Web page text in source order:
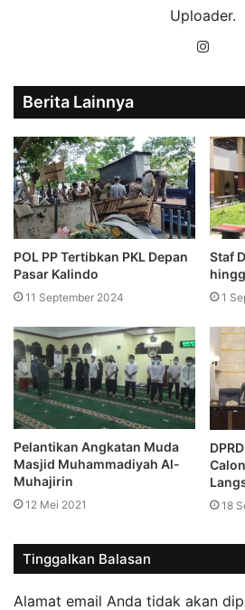
Uploader.
Berita Lainnya
POL PP Tertibkan PKL Depan
Pasar Kalindo
11 September 2024
Staf
1
Pelantikan Angkatan Muda
Masjid Muhammadiyah Al-
Muhajirin
12 Mei 2021 18
Tinggalkan Balasan
Alamat email Anda tidak akan